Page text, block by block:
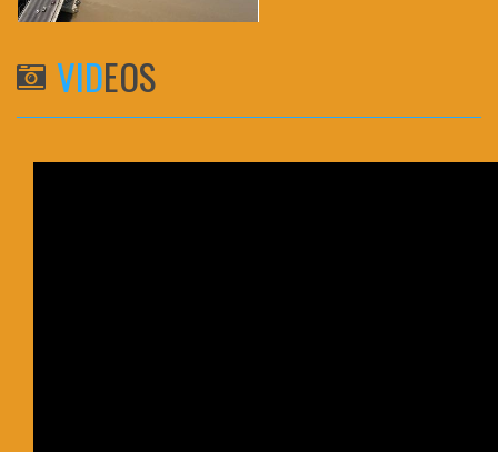
VIDEOS